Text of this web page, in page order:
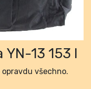
13 153 l
všechno.